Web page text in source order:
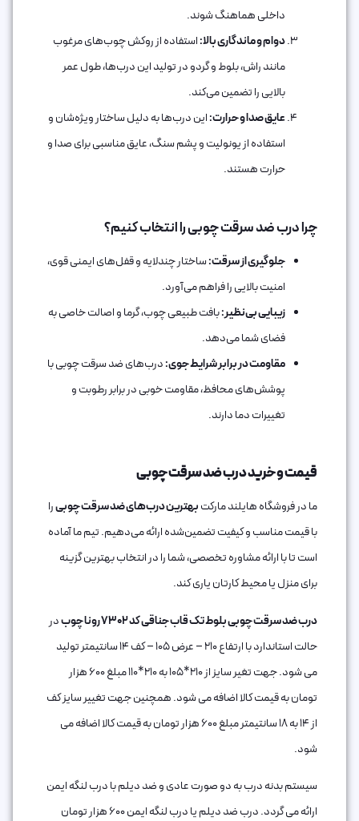
داخلی هماهنگ شوند.
دوام و ماندگاری بالا:استفاده از روکش چوب‌های مرغوب
مانند راش، بلوط و گردو در تولید این درب‌ها، طول عمر
بالایی را تضمین می‌کند.
عایق صدا و حرارت:این درب‌ها به دلیل ساختار ویژه‌شان و
استفاده از یونولیت و پشم سنگ، عایق مناسبی برای صدا و
حرارت هستند.
چرا درب ضد سرقت چوبی را انتخاب کنیم؟
جلوگیری از سرقت:ساختار چندلایه و قفل‌های ایمنی قوی،
امنیت بالایی را فراهم می‌آورد.
زیبایی بی‌نظیر:بافت طبیعی چوب، گرما و اصالت خاصی به
فضای شما می‌دهد.
مقاومت در برابر شرایط جوی:درب‌های ضد سرقت چوبی با
پوشش‌های محافظ، مقاومت خوبی در برابر رطوبت و
تغییرات دما دارند.
قیمت و خرید درب ضد سرقت چوبی
ما در فروشگاه هایلند مارکتبهترین درب‌های ضد سرقت چوبیرا
با قیمت مناسب و کیفیت تضمین‌شده ارائه می‌دهیم. تیم ما آماده
است تا با ارائه مشاوره تخصصی، شما را در انتخاب بهترین گزینه
برای منزل یا محیط کارتان یاری کند.
درب ضد سرقت چوبی بلوط تک قاب جناقی کد 7302 رونا چوب
در
حالت استاندارد با ارتفاع 210 – عرض 105 – کف 14 سانتیمتر تولید
می شود. جهت تغیر سایز از 210*105 به 210*110 مبلغ 600 هزار
تومان به قیمت کالا اضافه می شود. همچنین جهت تغییر سایز کف
از 14 به 18 سانتیمتر مبلغ 600 هزار تومان به قیمت کالا اضافه می
شود.
سیستم بدنه درب به دو صورت عادی و ضد دیلم با درب لنگه ایمن
ارائه می گردد. درب ضد دیلم یا درب لنگه ايمن 600 هزار تومان